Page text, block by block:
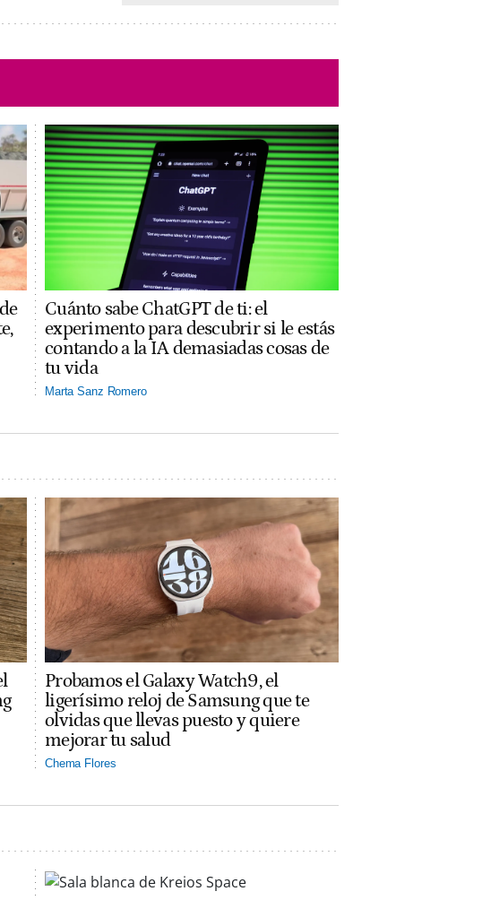
Cuánto sabe ChatGPT de ti: el
experimento para descubrir si le estás
contando a la IA demasiadas cosas de
tu vida
Marta Sanz Romero
Probamos el Galaxy Watch9, el
ligerísimo reloj de Samsung que te
olvidas que llevas puesto y quiere
mejorar tu salud
Chema Flores